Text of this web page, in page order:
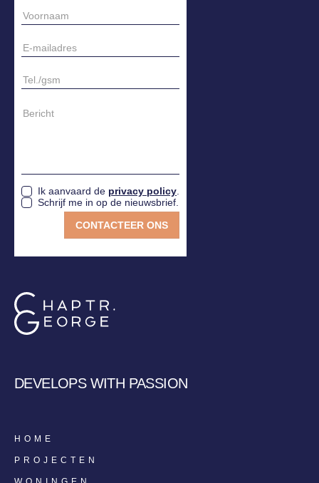
Ik aanvaard de privacy policy
Schrijf me in op de nieuwsbrief.
DEVELOPS WITH PASSION
HOME
PROJECTEN